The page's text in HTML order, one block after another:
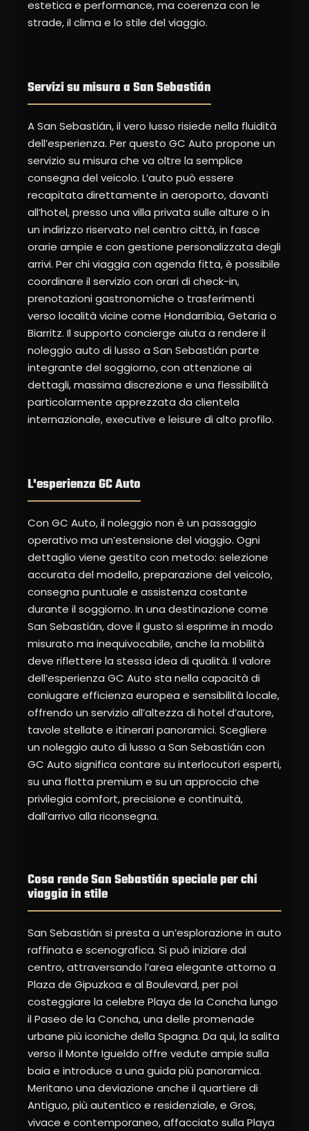
estetica e performance, ma coerenza con le
strade, il clima e lo stile del viaggio.
Servizi su misura a San Sebastián
A San Sebastián, il vero lusso risiede nella fluidità
dell’esperienza. Per questo GC Auto propone un
servizio su misura che va oltre la semplice
consegna del veicolo. L’auto può essere
recapitata direttamente in aeroporto, davanti
all’hotel, presso una villa privata sulle alture o in
un indirizzo riservato nel centro città, in fasce
orarie ampie e con gestione personalizzata degli
arrivi. Per chi viaggia con agenda fitta, è possibile
coordinare il servizio con orari di check-in,
prenotazioni gastronomiche o trasferimenti
verso località vicine come Hondarribia, Getaria o
Biarritz. Il supporto concierge aiuta a rendere il
noleggio auto di lusso a San Sebastián parte
integrante del soggiorno, con attenzione ai
dettagli, massima discrezione e una flessibilità
particolarmente apprezzata da clientela
internazionale, executive e leisure di alto profilo.
L'esperienza GC Auto
Con GC Auto, il noleggio non è un passaggio
operativo ma un’estensione del viaggio. Ogni
dettaglio viene gestito con metodo: selezione
accurata del modello, preparazione del veicolo,
consegna puntuale e assistenza costante
durante il soggiorno. In una destinazione come
San Sebastián, dove il gusto si esprime in modo
misurato ma inequivocabile, anche la mobilità
deve riflettere la stessa idea di qualità. Il valore
dell’esperienza GC Auto sta nella capacità di
coniugare efficienza europea e sensibilità locale,
offrendo un servizio all’altezza di hotel d’autore,
tavole stellate e itinerari panoramici. Scegliere
un noleggio auto di lusso a San Sebastián con
GC Auto significa contare su interlocutori esperti,
su una flotta premium e su un approccio che
privilegia comfort, precisione e continuità,
dall’arrivo alla riconsegna.
Cosa rende San Sebastián speciale per chi
viaggia in stile
San Sebastián si presta a un’esplorazione in auto
raffinata e scenografica. Si può iniziare dal
centro, attraversando l’area elegante attorno a
Plaza de Gipuzkoa e al Boulevard, per poi
costeggiare la celebre Playa de la Concha lungo
il Paseo de la Concha, una delle promenade
urbane più iconiche della Spagna. Da qui, la salita
verso il Monte Igueldo offre vedute ampie sulla
baia e introduce a una guida più panoramica.
Meritano una deviazione anche il quartiere di
Antiguo, più autentico e residenziale, e Gros,
vivace e contemporaneo, affacciato sulla Playa